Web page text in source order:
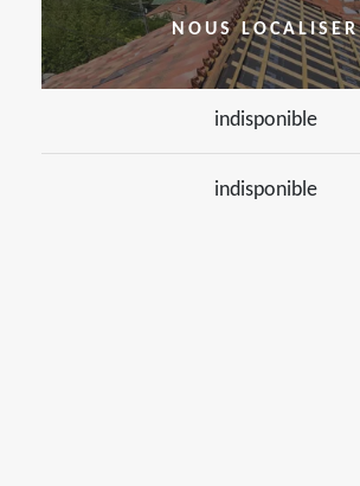
NOUS LOCALISER
indisponible
indisponible